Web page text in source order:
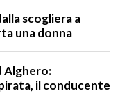
scogliera a
una donna
Alghero:
il conducente